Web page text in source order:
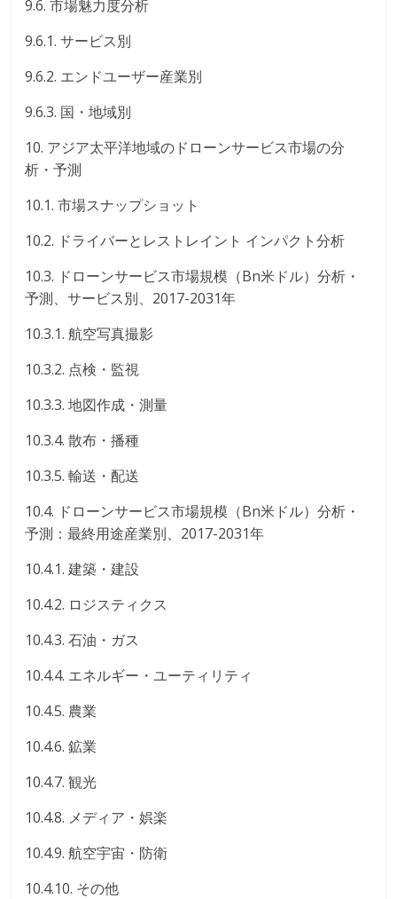
9.6. 市場魅力度分析
9.6.1. サービス別
9.6.2. エンドユーザー産業別
9.6.3. 国・地域別
10. アジア太平洋地域のドローンサービス市場の分
析・予測
10.1. 市場スナップショット
10.2. ドライバーとレストレイント インパクト分析
10.3. ドローンサービス市場規模（Bn米ドル）分析・
予測、サービス別、2017-2031年
10.3.1. 航空写真撮影
10.3.2. 点検・監視
10.3.3. 地図作成・測量
10.3.4. 散布・播種
10.3.5. 輸送・配送
10.4. ドローンサービス市場規模（Bn米ドル）分析・
予測：最終用途産業別、2017-2031年
10.4.1. 建築・建設
10.4.2. ロジスティクス
10.4.3. 石油・ガス
10.4.4. エネルギー・ユーティリティ
10.4.5. 農業
10.4.6. 鉱業
10.4.7. 観光
10.4.8. メディア・娯楽
10.4.9. 航空宇宙・防衛
10.4.10. その他